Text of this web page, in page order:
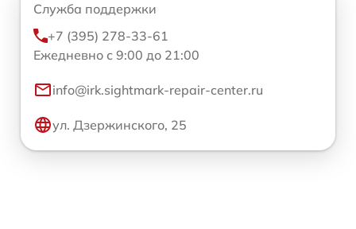
Служба поддержки
+7 (395) 278-33-61
Ежедневно с 9:00 до 21:00
info@irk.sightmark-repair-center.ru
ул. Дзержинского, 25